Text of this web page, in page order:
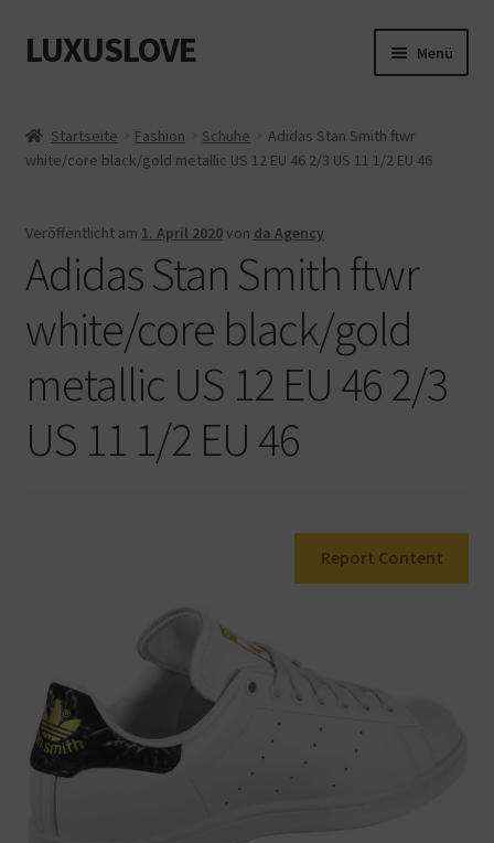
Zur
Navigation
Zum
Inhalt
LUXUSLOVE Menü
Cookie-Richtlinie (EU)
Datenschutz
Impressum
Kasse
Mein Konto
Shop
Startseite Fashion Schuhe
Adidas Stan Smith ftwr
white/core black/gold metallic US 12 EU 46 2/3 US 11 1/2 EU 46
Veröffentlicht am 1. April 2020von da Agency
Adidas Stan Smith ftwr
white/core black/gold
metallic US 12 EU 46 2/3
US 11 1/2 EU 46
Report Content